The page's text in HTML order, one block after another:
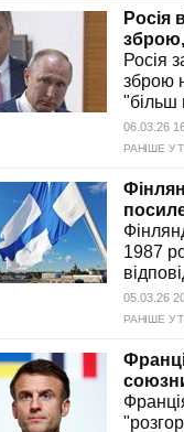
Росія
Росія
зброю
"більш
06.03.26
РАНІШЕ У
1987
05.03.26
РАНІШЕ У